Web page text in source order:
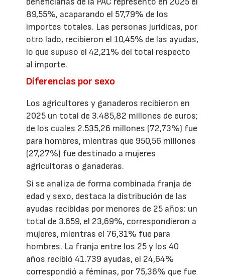
89,55%, acaparando el 57,79% de los
importes totales. Las personas jurídicas, por
otro lado, recibieron el 10,45% de las ayudas,
lo que supuso el 42,21% del total respecto
al importe.
Diferencias por sexo
Los agricultores y ganaderos recibieron en
2025 un total de 3.485,82 millones de euros;
de los cuales 2.535,26 millones (72,73%) fue
para hombres, mientras que 950,56 millones
(27,27%) fue destinado a mujeres
agricultoras o ganaderas.
Si se analiza de forma combinada franja de
edad y sexo, destaca la distribución de las
ayudas recibidas por menores de 25 años: un
total de 3.659, el 23,69%, correspondieron a
mujeres, mientras el 76,31% fue para
hombres. La franja entre los 25 y los 40
años recibió 41.739 ayudas, el 24,64%
correspondió a féminas, por 75,36% que fue